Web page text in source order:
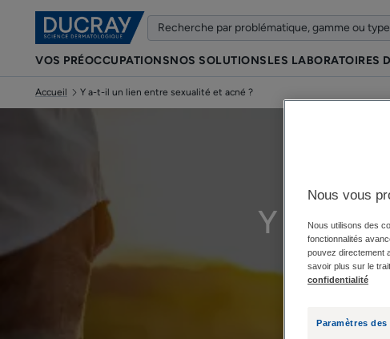
VOS PRÉOCCUPATIONSNOS SOLUTIONSLES LABORATOIRES
Accueil Y a-t-il un lien entre sexualité et acné ?
Y a-t-il
Mise
Nous vous
Nous utilisons des
fonctionnalités
pouvez directement
savoir plus sur le
confidentialité
Paramètres